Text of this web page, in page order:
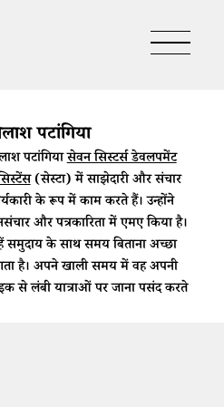
पटांगिया
पटांगियासेवन सिस्टर्स डेवलपमेंट
(सेस्टा) में साझेदारी और संचार
के रूप में काम करते हैं। उन्होंने
और पत्रकारिता में एमए किया है।
समुदाय के साथ समय बिताना अच्छा
है। अपने खाली समय में वह अपनी
से लंबी यात्राओं पर जाना पसंद करते